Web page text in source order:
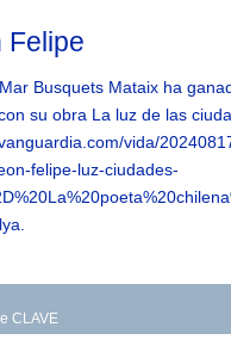
Felipe
Busquets Mataix ha
su obra La luz de las
vida/
felipe-luz-ciudades-
CLAVE